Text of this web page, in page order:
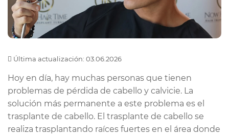
Última actualización: 03.06.2026
Hoy en día, hay muchas personas que tienen
problemas de pérdida de cabello y calvicie. La
solución más permanente a este problema es el
trasplante de cabello. El trasplante de cabello se
realiza trasplantando raíces fuertes en el área donde